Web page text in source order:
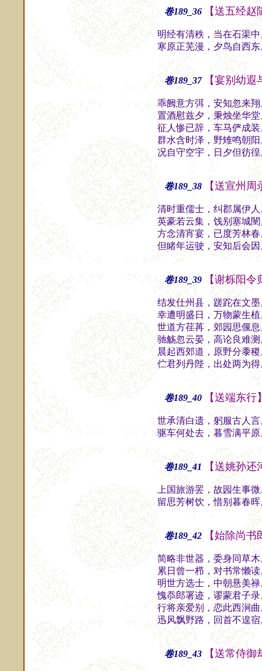
卷189_36 【送五经
明经有清秩，当在石渠
寒原正芜漫，夕鸟自西
卷189_37 【宴别幼
乖阙意方弭，安知忽来
置酒慰兹夕，秉烛坐华
征人惨已辞，车马俨成
群水含时泽，野雉鸣朝
况自守空宇，日夕但彷徨
卷189_38 【送宣州周
清时重儒士，纠郡属伊
英豪若云集，饯别塞城
方念清宵宴，已度芳林
但睹年运驶，安知后会
卷189_39 【谢栎阳
结发仕州县，蹉跎在文
幸遭明盛日，万物蒙生
世道方荏苒，郊园思偃
驰觞忽云晏，高论良难
晨起西郊道，原野分黍
伫君列丹陛，出处两为得
卷189_40 【送端东行
世承清白遗，躬服古人
驱车何处去，暮雪满平原
卷189_41 【送姚孙还
上国旅游罢，故园生事
留思芳树饮，惜别暮春
卷189_42 【始除尚
简略非世器，委身同草
累日曾一栉，对书常懒
明世方选士，中朝悬美
愧忝郎署迹，谬蒙君子
行将亲爱别，恋此西涧
迅风飘野路，回首不遑
卷189_43 【送常侍